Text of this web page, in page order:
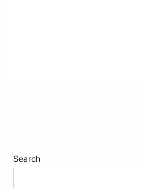
Search